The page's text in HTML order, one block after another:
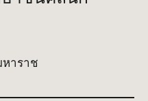
หาราช